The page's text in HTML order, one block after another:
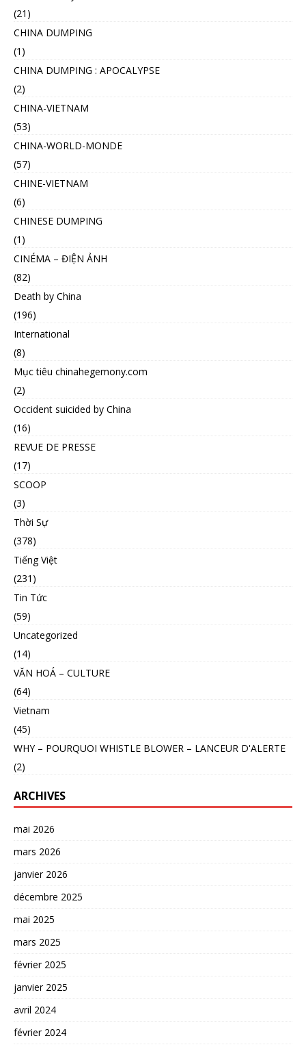
(21)
CHINA DUMPING
(1)
CHINA DUMPING : APOCALYPSE
(2)
CHINA-VIETNAM
(53)
CHINA-WORLD-MONDE
(57)
CHINE-VIETNAM
(6)
CHINESE DUMPING
(1)
CINÉMA – ĐIỆN ẢNH
(82)
Death by China
(196)
International
(8)
Mục tiêu chinahegemony.com
(2)
Occident suicided by China
(16)
REVUE DE PRESSE
(17)
SCOOP
(3)
Thời Sự
(378)
Tiếng Việt
(231)
Tin Tức
(59)
Uncategorized
(14)
VĂN HOÁ – CULTURE
(64)
Vietnam
(45)
WHY – POURQUOI WHISTLE BLOWER – LANCEUR D'ALERTE
(2)
ARCHIVES
mai 2026
mars 2026
janvier 2026
décembre 2025
mai 2025
mars 2025
février 2025
janvier 2025
avril 2024
février 2024